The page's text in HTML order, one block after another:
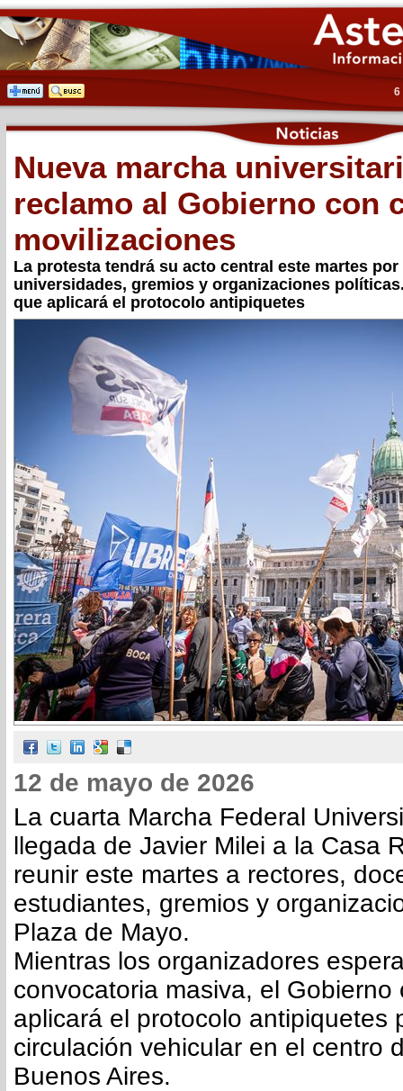
6
Nueva marcha
reclamo al Gobierno con
movilizaciones
La protesta tendrá su acto central este martes
universidades, gremios y organizaciones
que aplicará el protocolo antipiquetes
12 de mayo de 2026
La cuarta Marcha Federal
llegada de Javier Milei a la Casa
reunir este martes a rectores,
estudiantes, gremios y
Plaza de Mayo.
Mientras los organizadores
convocatoria masiva, el Gobierno
aplicará el protocolo antipiquetes
circulación vehicular en el centro
Buenos Aires.